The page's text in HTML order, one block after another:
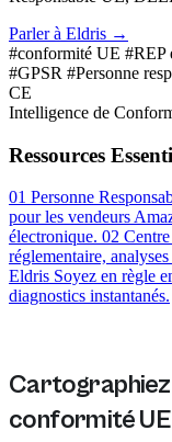
Parler à Eldris →
#conformité UE #REP
#GPSR #Personne
CE
Intelligence de
Ressources
01 Personne
pour les vendeurs
électronique. 02
réglementaire,
Eldris Soyez en règle
diagnostics instantanés.
conformité UE